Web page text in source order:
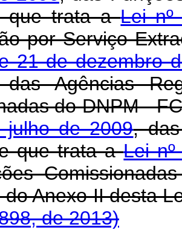
que trata aLei
por Serviço
21 de dezembro
das Agências
do DNPM -
de 2009,
que trata aLei
do Anexo
de 2013)